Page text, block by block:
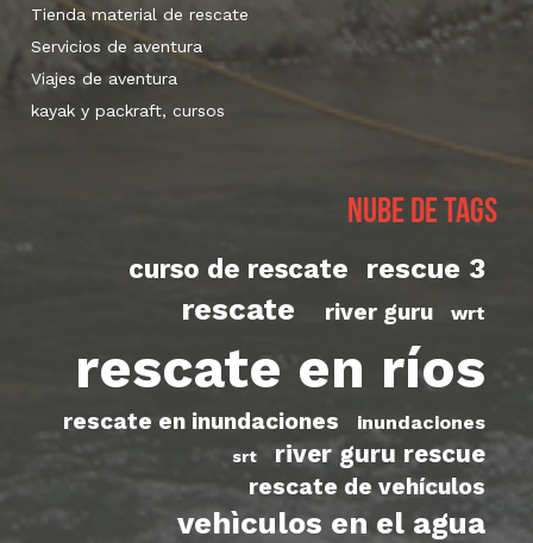
Tienda material de rescate
Servicios de aventura
Viajes de aventura
kayak y packraft, cursos
Nube de tags
curso de rescate rescue 3
rescate river guru wrt
rescate en ríos
rescate en inundaciones inundaciones
srt river guru rescue
rescate de vehículos
vehìculos en el agua